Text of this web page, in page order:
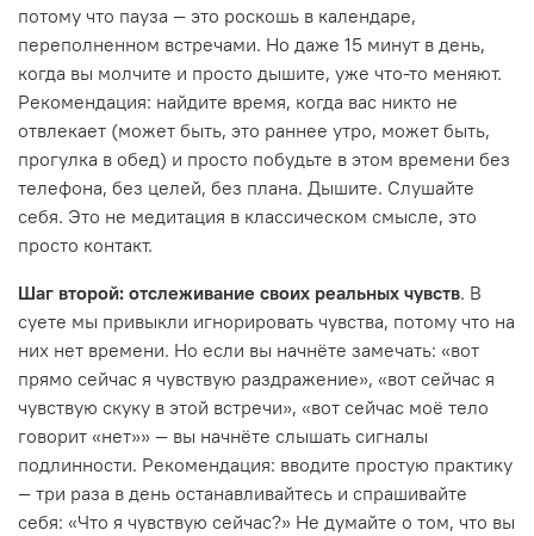
потому что пауза — это роскошь в календаре,
переполненном встречами. Но даже 15 минут в день,
когда вы молчите и просто дышите, уже что-то меняют.
Рекомендация: найдите время, когда вас никто не
отвлекает (может быть, это раннее утро, может быть,
прогулка в обед) и просто побудьте в этом времени без
телефона, без целей, без плана. Дышите. Слушайте
себя. Это не медитация в классическом смысле, это
просто контакт.
Шаг второй: отслеживание своих реальных чувств. В
суете мы привыкли игнорировать чувства, потому что на
них нет времени. Но если вы начнёте замечать: «вот
прямо сейчас я чувствую раздражение», «вот сейчас я
чувствую скуку в этой встречи», «вот сейчас моё тело
говорит «нет»» — вы начнёте слышать сигналы
подлинности. Рекомендация: вводите простую практику
— три раза в день останавливайтесь и спрашивайте
себя: «Что я чувствую сейчас?» Не думайте о том, что вы